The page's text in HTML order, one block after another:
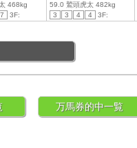
468kg
7 3F:
59.0 鷲頭虎太 482kg
3
3 4 4 3F:
万馬券的中一覧